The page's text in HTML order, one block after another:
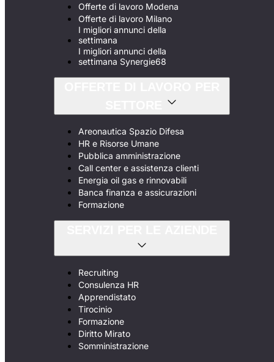
Offerte di lavoro Modena
Offerte di lavoro Milano
I migliori annunci della
settimana
I migliori annunci della
settimana Synergie68
Areonautica Spazio Difesa
HR e Risorse Umane
Pubblica amministrazione
Call center e assistenza clienti
Energia oil gas e rinnovabili
Banca finanza e assicurazioni
Formazione
Recruiting
Consulenza HR
Apprendistato
Tirocinio
Formazione
Diritto Mirato
Somministrazione